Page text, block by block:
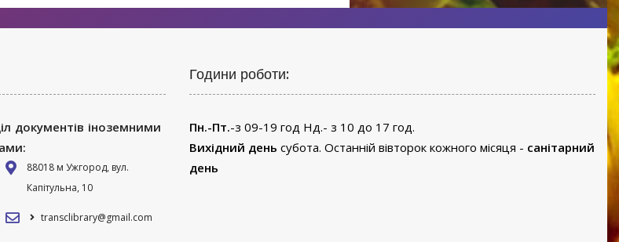
документів іноземними
88018 м Ужгород, вул.
Капітульна, 10
transclibrary@gmail.com
Години роботи:
Пн.-Пт.-з 09-19 год Нд.- з 10 до 17 год.
Вихідний день субота. Останній вівторок кожного місяця - санітарний
день